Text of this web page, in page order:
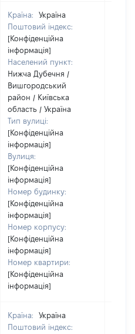
Країна:
Україна
Поштовий індекс:
[Конфіденційна
інформація]
Населений пункт:
Нижча Дубечня /
Вишгородський
район / Київська
область / Україна
Тип вулиці:
[Конфіденційна
інформація]
Вулиця:
[Конфіденційна
інформація]
Номер будинку:
[Конфіденційна
інформація]
Номер корпусу:
[Конфіденційна
інформація]
Номер квартири:
[Конфіденційна
інформація]
Країна:
Україна
Поштовий індекс: